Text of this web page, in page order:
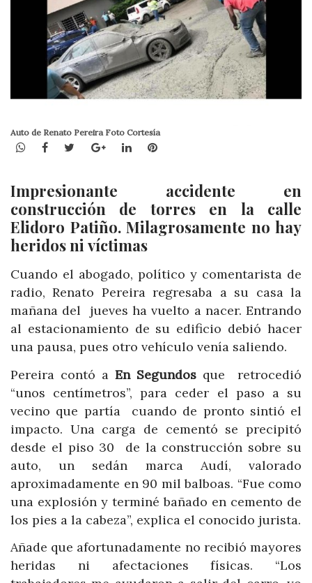
Auto de Renato Pereira Foto Cortesía
WhatsApp
Facebook
TwitterGoogle+LinkedInPinterest
Impresionante accidente en
construcción de torres en la calle
Elidoro Patiño. Milagrosamente no hay
heridos ni víctimas
Cuando el abogado, político y comentarista de
radio, Renato Pereira regresaba a su casa la
mañana del jueves ha vuelto a nacer. Entrando
al estacionamiento de su edificio debió hacer
una pausa, pues otro vehículo venía saliendo.
Pereira contó a En Segundos que retrocedió
“unos centímetros”, para ceder el paso a su
vecino que partía cuando de pronto sintió el
impacto. Una carga de cementó se precipitó
desde el piso 30 de la construcción sobre su
auto, un sedán marca Audí, valorado
aproximadamente en 90 mil balboas. “Fue como
una explosión y terminé bañado en cemento de
los pies a la cabeza”, explica el conocido jurista.
Añade que afortunadamente no recibió mayores
heridas ni afectaciones físicas. “Los